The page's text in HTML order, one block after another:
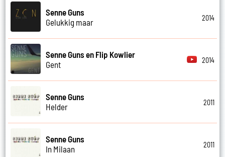
Senne Guns
Gelukkig maar
2014
Senne Guns en Flip Kowlier
Gent
2014
Senne Guns
Helder
2011
Senne Guns
In Milaan
2011